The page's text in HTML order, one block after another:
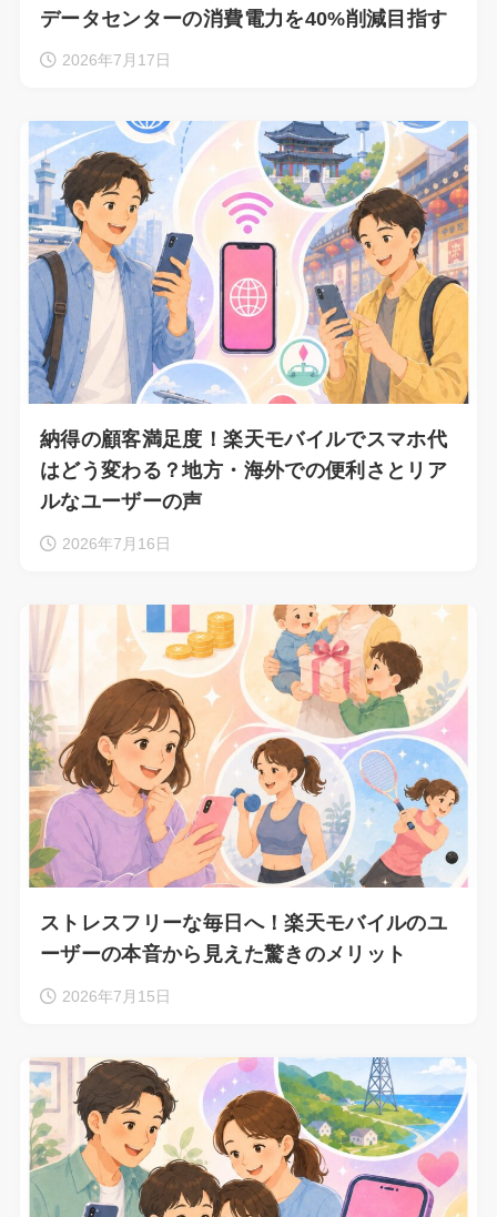
データセンターの消費電力を40%削減目指す
2026年7月17日
納得の顧客満足度！楽天モバイルでスマホ代
はどう変わる？地方・海外での便利さとリア
ルなユーザーの声
2026年7月16日
ストレスフリーな毎日へ！楽天モバイルのユ
ーザーの本音から見えた驚きのメリット
2026年7月15日